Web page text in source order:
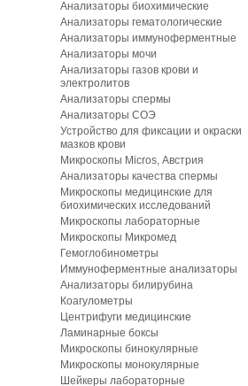
Анализаторы биохимические
Анализаторы гематологические
Анализаторы иммуноферментные
Анализаторы мочи
Анализаторы газов крови и
электролитов
Анализаторы спермы
Анализаторы СОЭ
Устройство для фиксации и окраски
мазков крови
Микроскопы Micros, Австрия
Анализаторы качества спермы
Микроскопы медицинские для
биохимических исследований
Микроскопы лабораторные
Микроскопы Микромед
Гемоглобинометры
Иммуноферментные анализаторы
Анализаторы билирубина
Коагулометры
Центрифуги медицинские
Ламинарные боксы
Микроскопы бинокулярные
Микроскопы монокулярные
Шейкеры лабораторные